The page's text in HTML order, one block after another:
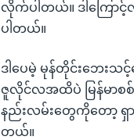
လိုက်ပါတယ်။ ဒါကြော
ပါတယ်။
ဒါပေမဲ့ မုန်တိုင်းဘေး
ဇူလိုင်လအထိပဲ မြန်မာ
နည်းလမ်းတွေကိုတော့ ရှာ
တယ်။